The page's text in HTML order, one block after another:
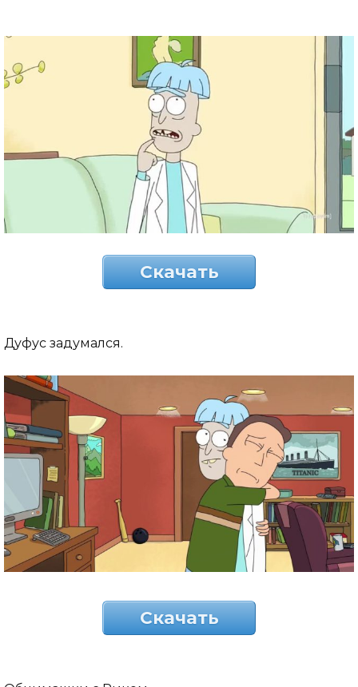
Скачать
Дуфус задумался.
Скачать